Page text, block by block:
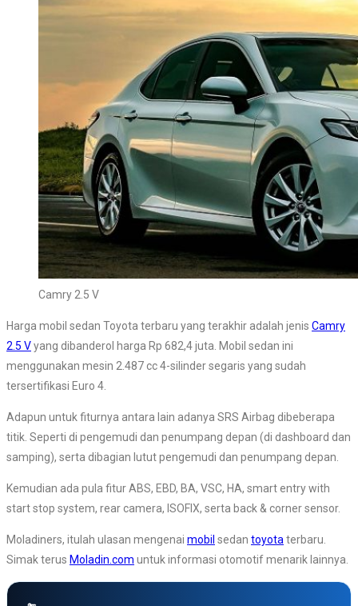
Camry 2.5 V
Harga mobil sedan Toyota terbaru yang terakhir adalah jenis Camry
2.5 Vyang dibanderol harga Rp 682,4 juta. Mobil sedan ini
menggunakan mesin 2.487 cc 4-silinder segaris yang sudah
tersertifikasi Euro 4.
Adapun untuk fiturnya antara lain adanya SRS Airbag dibeberapa
titik. Seperti di pengemudi dan penumpang depan (di dashboard dan
samping), serta dibagian lutut pengemudi dan penumpang depan.
Kemudian ada pula fitur ABS, EBD, BA, VSC, HA, smart entry with
start stop system, rear camera, ISOFIX, serta back & corner sensor.
Moladiners, itulah ulasan mengenai mobil sedan toyota terbaru.
Simak terus Moladin.com untuk informasi otomotif menarik lainnya.